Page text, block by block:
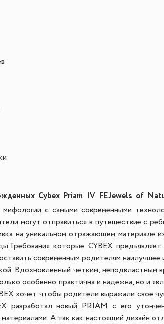
Cybex Priam IV FEJewels of
мифологии с самыми современными
могут отправиться в путешествие с
на уникальном отражающем материале
Требования которые CYBEX
современным родителям наилучшее
Вдохновленный четким, неподвластным
особенно практична и надежна, но и
хочет чтобы родители выражали свое
разработал новый PRIAM с его
А так как настоящий дизайн